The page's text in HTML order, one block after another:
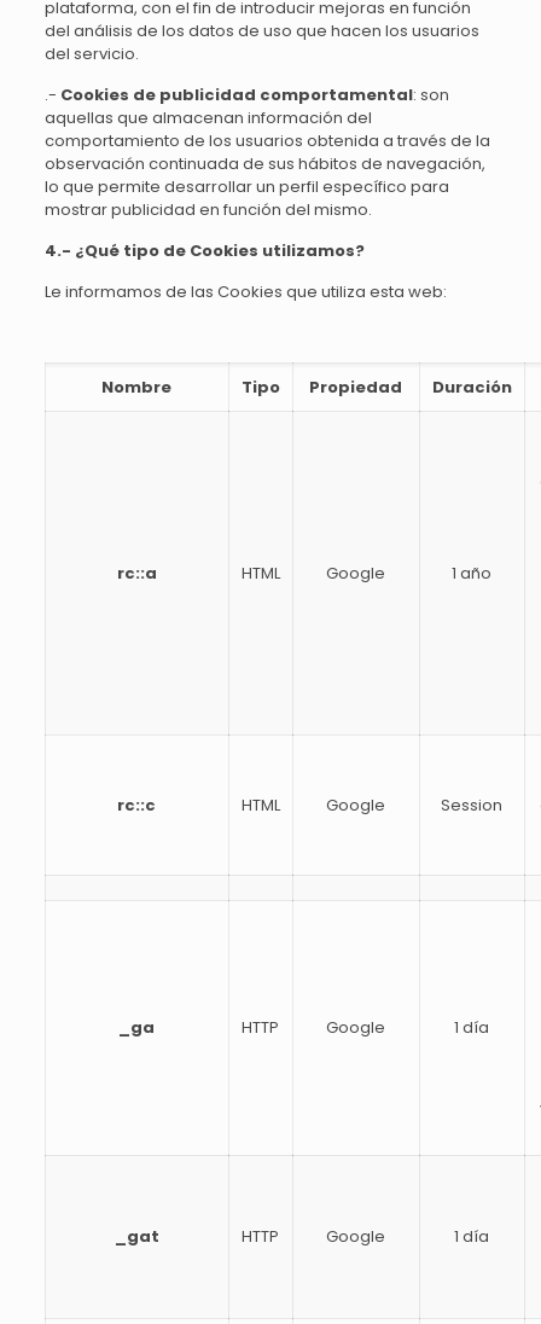
plataforma, con el fin de introducir mejoras en función
del análisis de los datos de uso que hacen los usuarios
del servicio.
.- Cookies de publicidad comportamental: son
aquellas que almacenan información del
comportamiento de los usuarios obtenida a través de la
observación continuada de sus hábitos de navegación,
lo que permite desarrollar un perfil específico para
mostrar publicidad en función del mismo.
4.- ¿Qué tipo de Cookies utilizamos?
Le informamos de las Cookies que utiliza esta web:
Nombre Tipo Propiedad Duración
rc::a HTML Google 1 año
rc::c HTML Google Session
_ga HTTP Google 1 día
_gat HTTP Google 1 día